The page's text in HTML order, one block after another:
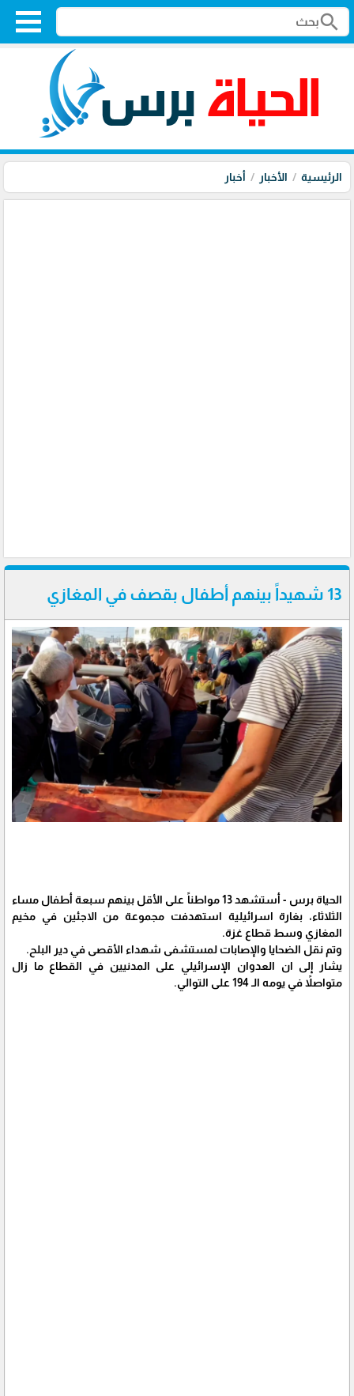
search
الرئيسية الأخبار أخبار
13 شهيداً بينهم أطفال بقصف في المغازي
الحياة برس - أستشهد 13 مواطناً على الأقل بينهم سبعة أطفال مساء
الثلاثاء، بغارة اسرائيلية استهدفت مجموعة من الاجئين في مخيم
المغازي وسط قطاع غزة.
وتم نقل الضحايا والإصابات لمستشفى شهداء الأقصى في دير البلح.
يشار إلى ان العدوان الإسرائيلي على المدنيين في القطاع ما زال
متواصلاً في يومه الـ 194 على التوالي.